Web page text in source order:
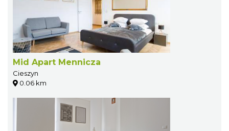
Mid Apart Mennicza
Cieszyn
0.06 km